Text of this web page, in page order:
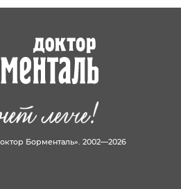
Борменталь». 2002—2026